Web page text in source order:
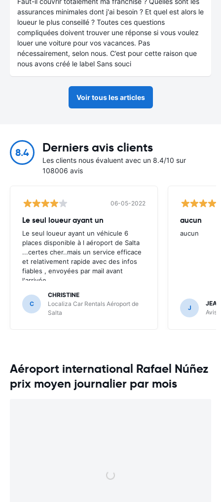
assurances minimales dont j'ai besoin ? Et quel est alors le
loueur le plus conseillé ? Toutes ces questions
compliquées doivent trouver une réponse si vous voulez
louer une voiture pour vos vacances. Pas
nécessairement, selon nous. C’est pour cette raison que
nous avons créé le label Sans souci
Voir tous les articles
8.4 Derniers avis clients
Les clients nous évaluent avec un 8.4/10 sur
108006 avis
06-05-2022
Le seul loueur ayant un
Le seul loueur ayant un véhicule 6
places disponible à l aéroport de Salta
...certes cher..mais un service efficace
et relativement rapide avec des infos
fiables , envoyées par mail avant
l'arrivée .
C
CHRISTINE
Localiza Car Rentals Aéroport de
Salta
aucun
aucun
J
Avis
Aéroport international Rafael Núñez
prix moyen journalier par mois